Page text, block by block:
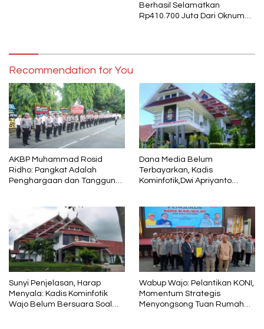
Berhasil Selamatkan
Rp410.700 Juta Dari Oknum
Recommendation for You
AKBP Muhammad Rosid
Ridho: Pangkat Adalah
Penghargaan dan Tanggung
Dana Media Belum
Terbayarkan, Kadis
Kominfotik,Dwi Apriyanto
Sunyi Penjelasan, Harap
Menyala: Kadis Kominfotik
Wajo Belum Bersuara Soal
Wabup Wajo: Pelantikan KONI,
Momentum Strategis
Menyongsong Tuan Rumah